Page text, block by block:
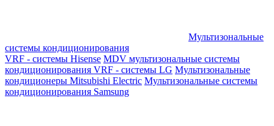
Мультизональные
системы кондиционирования
VRF - системы Hisense MDV мультизональные системы
кондиционирования VRF - системы LG Мультизональные
кондиционеры Mitsubishi Electric Мультизональные системы
кондиционирования Samsung